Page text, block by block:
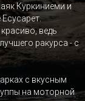
Куркиниеми и
ведь
ракурса - с
с вкусным
на моторной